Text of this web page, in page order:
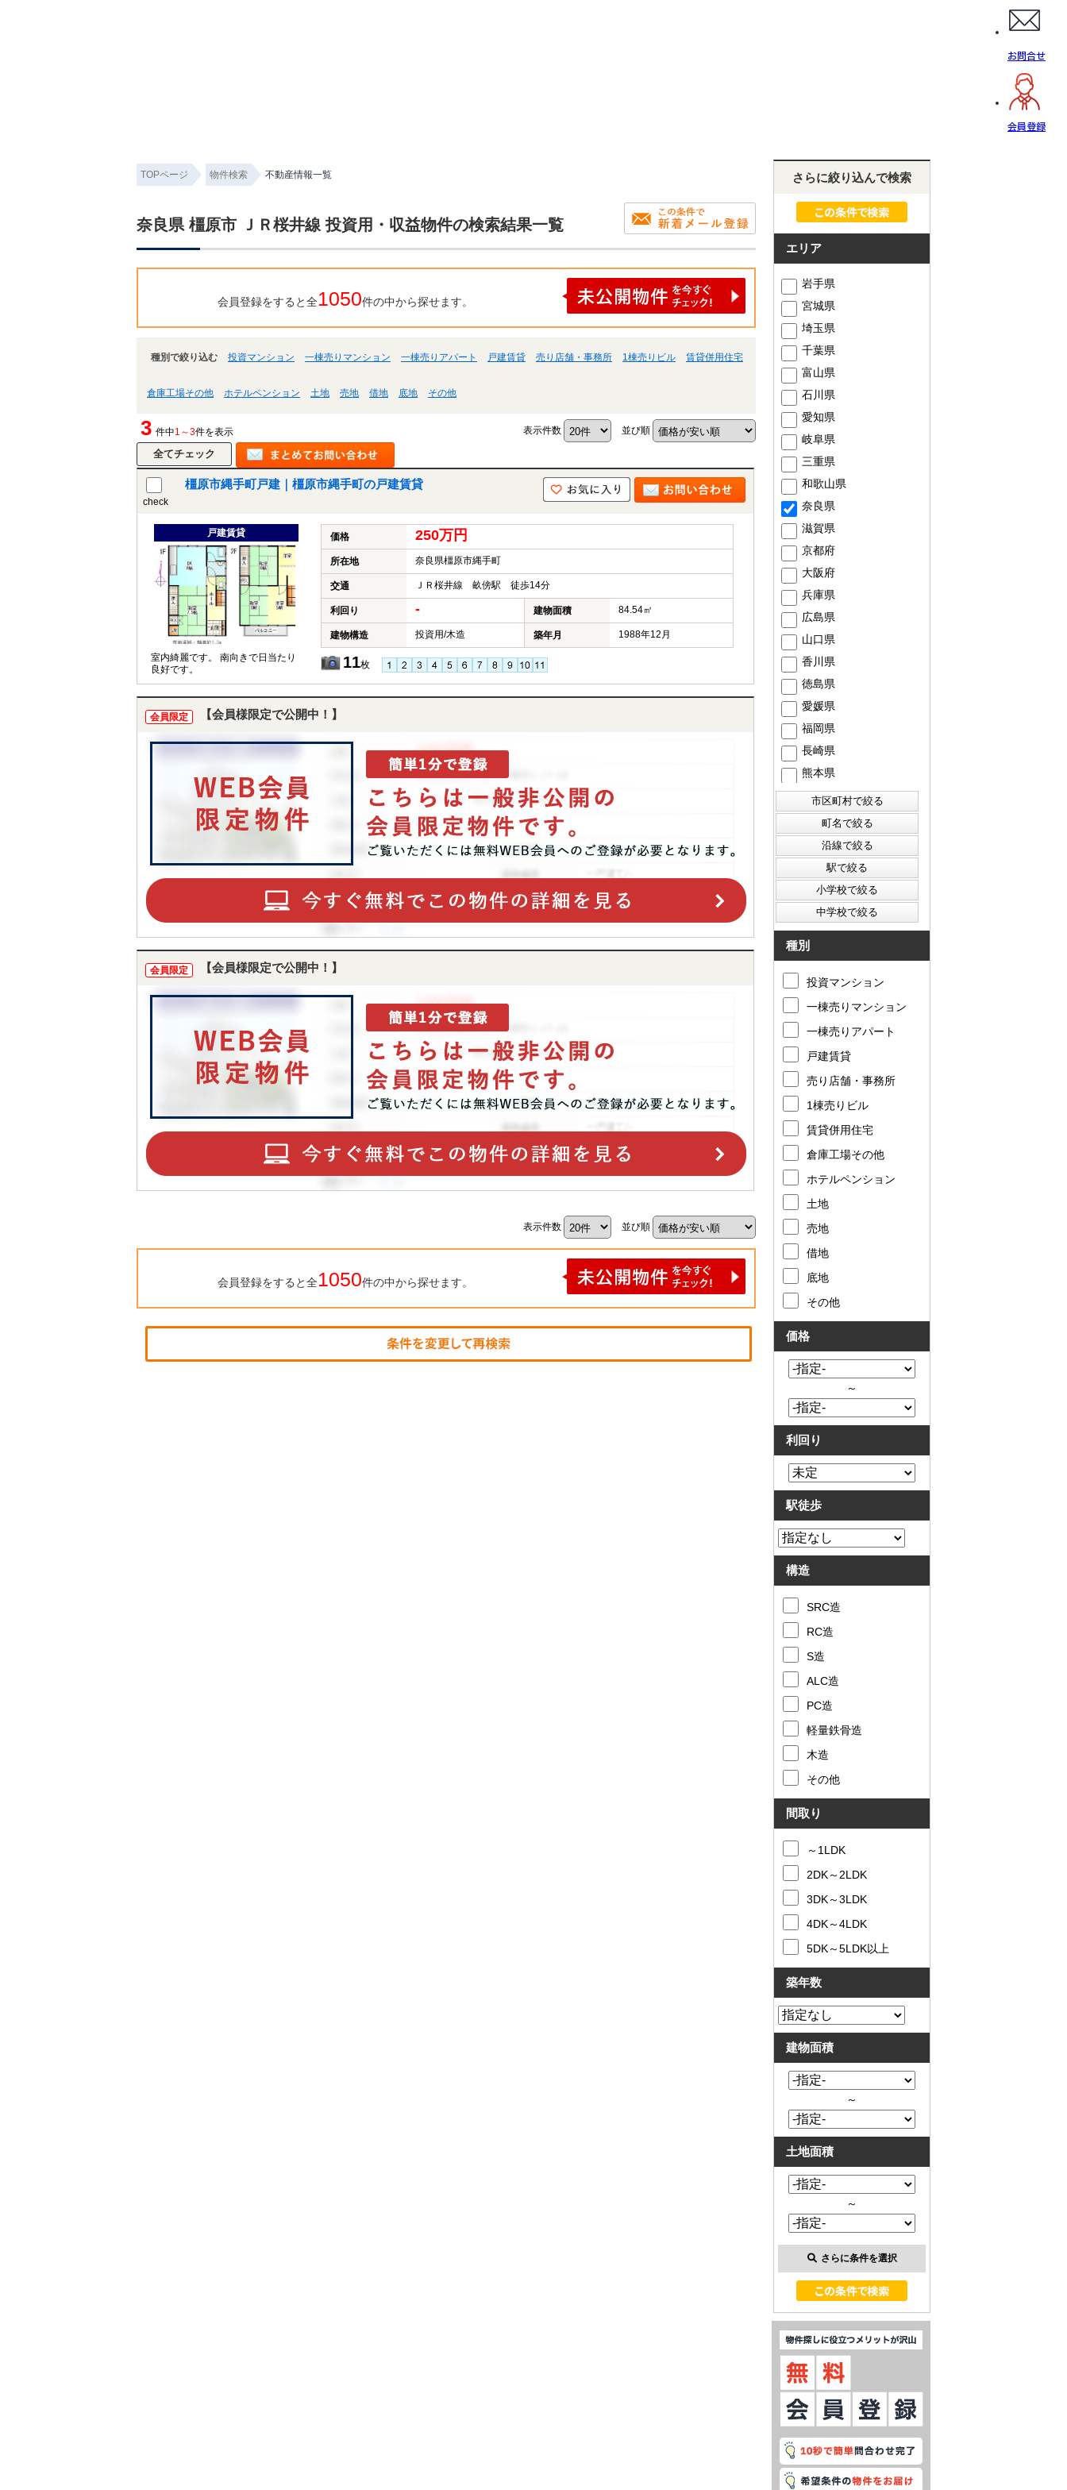
お問合せ
会員登録
TOPページ 物件検索 不動産情報一覧
奈良県 橿原市 ＪＲ桜井線 投資用・収益物件の検索結果一覧
会員登録をすると全1050件の中から探せます。
種別で絞り込む 投資マンション 一棟売りマンション 一棟売りアパート 戸建賃貸 売り店舗・事務所 1棟売りビル 賃貸併用住宅
倉庫工場その他 ホテルペンション 土地 売地 借地 底地 その他
3 件中1～3件を表示 表示件数 並び順
check
橿原市縄手町戸建｜橿原市縄手町の戸建賃貸
戸建賃貸
室内綺麗です。 南向きで日当たり
良好です。
価格 250万円
所在地 奈良県橿原市縄手町
交通 ＪＲ桜井線 畝傍駅 徒歩14分
利回り - 建物面積 84.54㎡
建物構造 投資用/木造 築年月 1988年12月
11枚
会員限定 【会員様限定で公開中！】
会員限定 【会員様限定で公開中！】
表示件数 並び順
会員登録をすると全1050件の中から探せます。
さらに絞り込んで検索
エリア
岩手県
宮城県
埼玉県
千葉県
富山県
石川県
愛知県
岐阜県
三重県
和歌山県
奈良県
滋賀県
京都府
大阪府
兵庫県
広島県
山口県
香川県
徳島県
愛媛県
福岡県
長崎県
熊本県
種別
投資マンション
一棟売りマンション
一棟売りアパート
戸建賃貸
売り店舗・事務所
1棟売りビル
賃貸併用住宅
倉庫工場その他
ホテルペンション
土地
売地
借地
底地
その他
価格
～
利回り
駅徒歩
構造
SRC造
RC造
S造
ALC造
PC造
軽量鉄骨造
木造
その他
間取り
～1LDK
2DK～2LDK
3DK～3LDK
4DK～4LDK
5DK～5LDK以上
築年数
建物面積
～
土地面積
～
さらに条件を選択